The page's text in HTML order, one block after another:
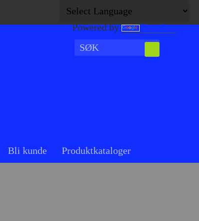
Bli kunde Produktkataloger
Powered by Translate